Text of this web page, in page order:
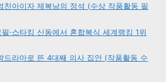
친아이자 제복남의 정석 (수상 작품활동 필
·스타킹 신동에서 혼합복식 세계랭킹 1위
드라마로 뜬 4대째 의사 집안 (작품활동 수